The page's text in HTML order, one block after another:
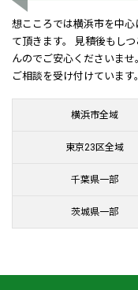
想こころでは横浜市を中
て頂きます。 見積後もし
んのでご安心くださいま
ご相談を受け付けています。
横浜市全域
東京23区全域
千葉県一部
茨城県一部